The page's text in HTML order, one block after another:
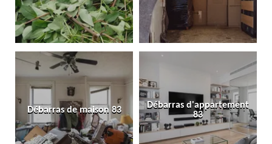
Débarras de maison 83
Débarras d'appartement
83